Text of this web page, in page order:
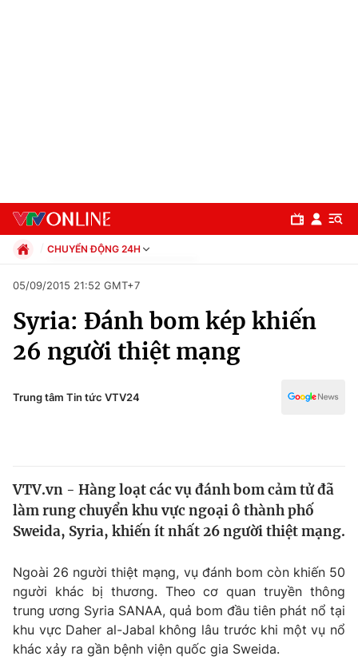
Chuyên mục
Chính trị
Xã hội
Y tế
Tin tức
Thế giới đó đây
Câu chuyện quốc tế
Kinh tế
Tài chính
Thị trường
Dữ liệu và đời sống
CHUYỂN ĐỘNG 24H
Xã hội
Pháp luật
Thể thao
Văn hóa - Giải trí
Giáo dục
05/09/2015 21:52 GMT+7
Syria: Đánh bom kép khiến
26 người thiệt mạng
Trung tâm Tin tức VTV24
VTV.vn - Hàng loạt các vụ đánh bom cảm tử đã
làm rung chuyển khu vực ngoại ô thành phố
Sweida, Syria, khiến ít nhất 26 người thiệt mạng.
Ngoài 26 người thiệt mạng, vụ đánh bom còn khiến 50
người khác bị thương. Theo cơ quan truyền thông
trung ương Syria SANAA, quả bom đầu tiên phát nổ tại
khu vực Daher al-Jabal không lâu trước khi một vụ nổ
khác xảy ra gần bệnh viện quốc gia Sweida.